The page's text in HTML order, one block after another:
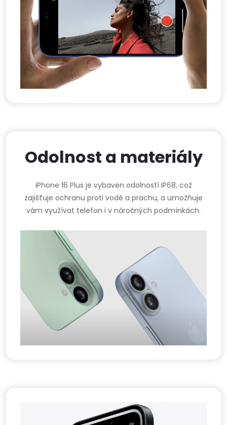
Odolnost a materiály
iPhone 16 Plus je vybaven odolností IP68, což
zajišťuje ochranu proti vodě a prachu, a umožňuje
vám využívat telefon i v náročných podmínkách.